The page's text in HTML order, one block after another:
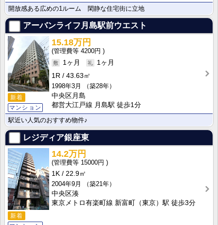
開放感ある広めの1ルーム 閑静な住宅街に立地
アーバンライフ月島駅前ウエスト
新着
マンション
15.18万円
4200円
1ヶ月
1ヶ月
1R
43.63㎡
1998年3月
（築28年）
中央区月島
都営大江戸線 月島駅 徒歩1分
駅近い人気のおすすめ物件♪
レジディア銀座東
新着
14.2万円
15000円
1K
22.9㎡
2004年9月
（築21年）
中央区湊
東京メトロ有楽町線 新富町（東京）駅 徒歩3分